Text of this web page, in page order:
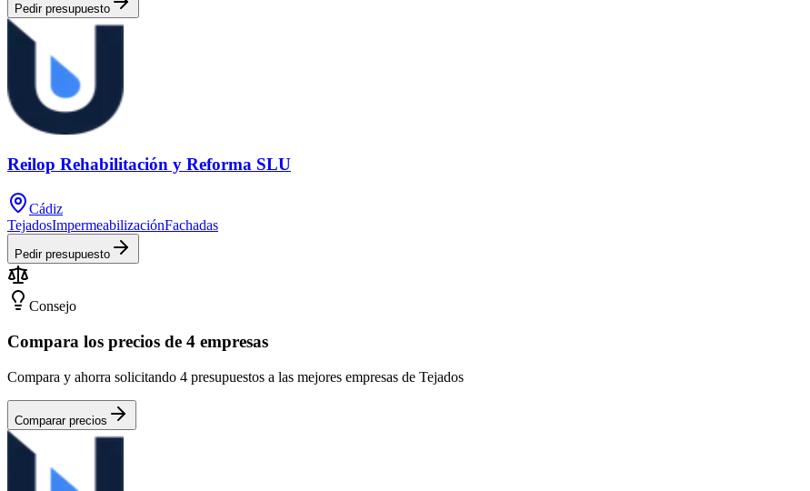
Pedir presupuesto
Reilop Rehabilitación y Reforma SLU
Cádiz
TejadosImpermeabilizaciónFachadas
Pedir presupuesto
Consejo
Compara los precios de 4 empresas
Compara y ahorra solicitando 4 presupuestos a las mejores empresas de Tejados
Comparar precios